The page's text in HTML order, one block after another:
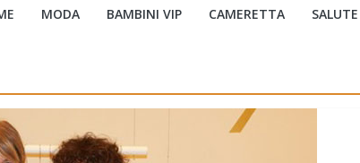
MODA BAMBINI VIP CAMERETTA SALUTE